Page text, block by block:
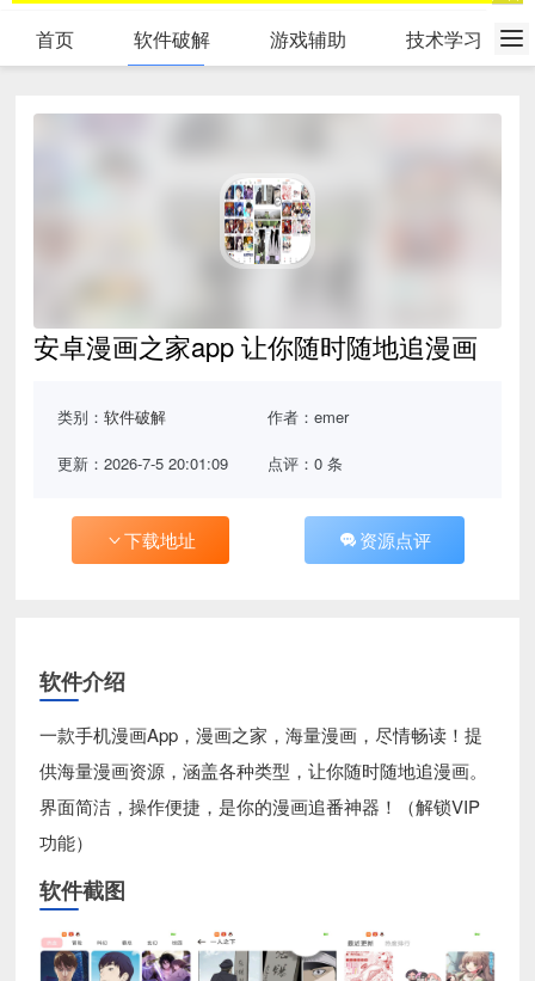
首页 软件破解 游戏辅助 技术学习
安卓漫画之家app 让你随时随地追漫画
类别：软件破解 作者：emer
更新：2026-7-5 20:01:09 点评：0 条
下载地址 资源点评
软件介绍
一款手机漫画App，漫画之家，海量漫画，尽情畅读！提
供海量漫画资源，涵盖各种类型，让你随时随地追漫画。
界面简洁，操作便捷，是你的漫画追番神器！（解锁VIP
功能）
软件截图